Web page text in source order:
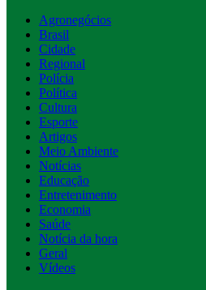
Agronegócios
Brasil
Cidade
Regional
Polícia
Política
Cultura
Esporte
Artigos
Meio Ambiente
Notícias
Educação
Entretenimento
Economia
Saúde
Notícia da hora
Geral
Vídeos